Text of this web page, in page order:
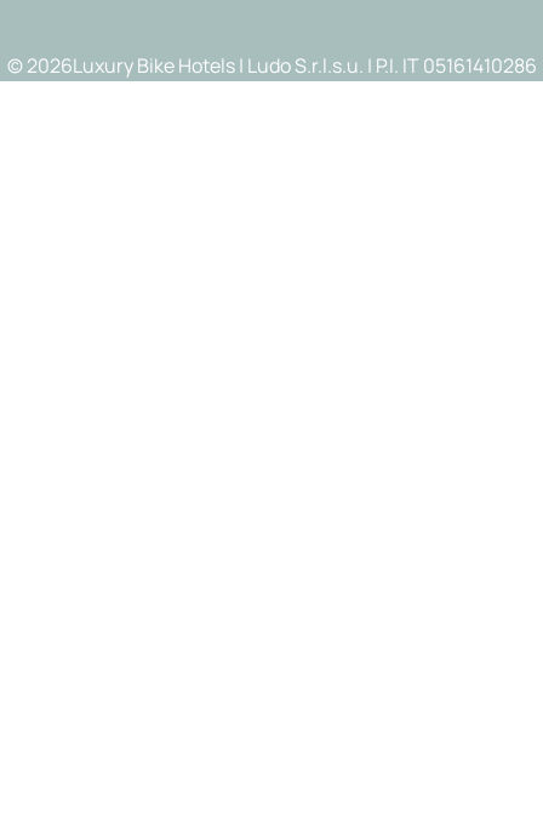
© 2026Luxury Bike Hotels | Ludo S.r.l.s.u. | P.I. IT 05161410286